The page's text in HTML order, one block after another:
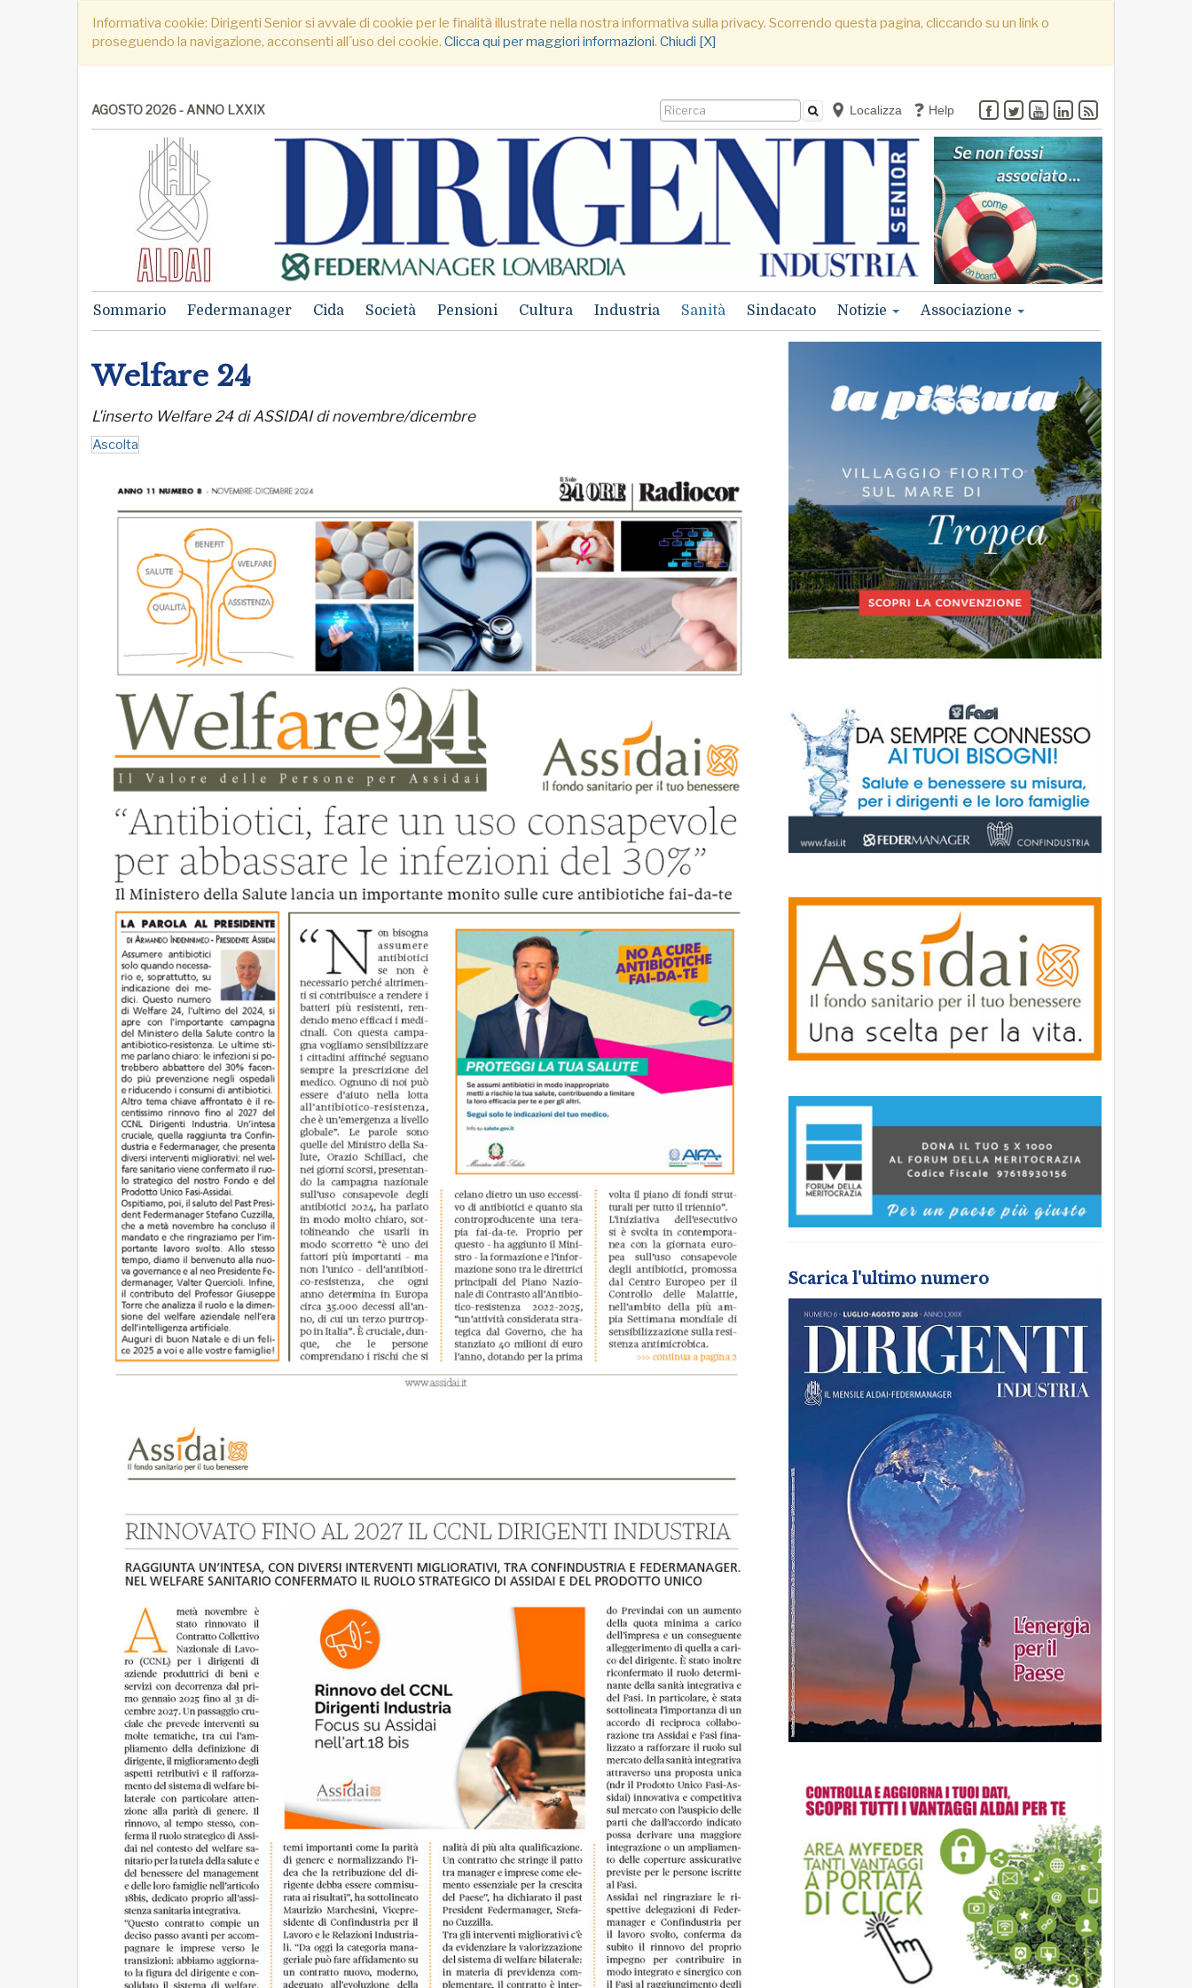
Informativa cookie: Dirigenti Senior si avvale di cookie per le finalità illustrate nella nostra informativa sulla privacy. Scorrendo questa pagina, cliccando su un link o
proseguendo la navigazione, acconsenti all´uso dei cookie. Clicca qui per maggiori informazioni. Chiudi [X]
AGOSTO 2026 - ANNO LXXIX Localizza Help
Sommario Federmanager Cida Società Pensioni Cultura Industria Sanità Sindacato Notizie Associazione
Welfare 24
L'inserto Welfare 24 di ASSIDAI di novembre/dicembre
Ascolta
Scarica l'ultimo numero